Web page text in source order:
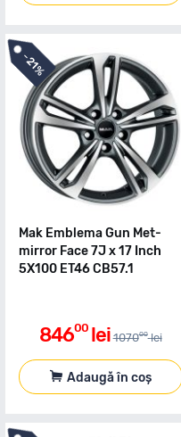
-21%
Mak Emblema Gun Met-
mirror Face 7J x 17 Inch
5X100 ET46 CB57.1
84600 lei 107000 lei
Adaugă în coș